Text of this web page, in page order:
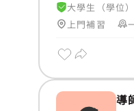
大學生（學位）
上門補習
導